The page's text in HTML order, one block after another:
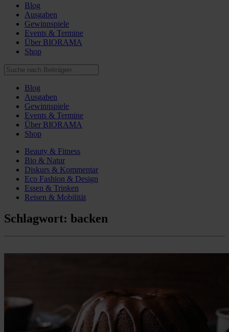
Blog
Ausgaben
Gewinnspiele
Events & Termine
Über BIORAMA
Shop
Blog
Ausgaben
Gewinnspiele
Events & Termine
Über BIORAMA
Shop
Beauty & Fitness
Bio & Natur
Diskurs & Kommentar
Eco Fashion & Design
Essen & Trinken
Reisen & Mobilität
Schlagwort: backen